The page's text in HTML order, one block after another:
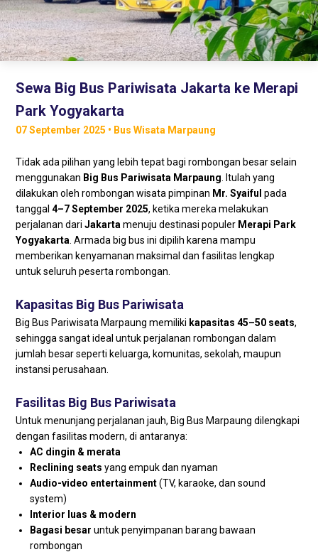
Sewa Big Bus Pariwisata Jakarta ke Merapi
Park Yogyakarta
07 September 2025 • Bus Wisata Marpaung
Tidak ada pilihan yang lebih tepat bagi rombongan besar selain
menggunakan Big Bus Pariwisata Marpaung . Itulah yang
dilakukan oleh rombongan wisata pimpinan Mr. Syaiful pada
tanggal4–7 September 2025, ketika mereka melakukan
perjalanan dariJakarta menuju destinasi populer Merapi Park
Yogyakarta . Armada big bus ini dipilih karena mampu
memberikan kenyamanan maksimal dan fasilitas lengkap
untuk seluruh peserta rombongan.
Kapasitas Big Bus Pariwisata
Big Bus Pariwisata Marpaung memiliki kapasitas 45–50 seats,
sehingga sangat ideal untuk perjalanan rombongan dalam
jumlah besar seperti keluarga, komunitas, sekolah, maupun
instansi perusahaan.
Fasilitas Big Bus Pariwisata
Untuk menunjang perjalanan jauh, Big Bus Marpaung dilengkapi
dengan fasilitas modern, di antaranya:
AC dingin & merata
Reclining seats yang empuk dan nyaman
Audio-video entertainment(TV, karaoke, dan sound
system)
Interior luas & modern
Bagasi besar untuk penyimpanan barang bawaan
rombongan